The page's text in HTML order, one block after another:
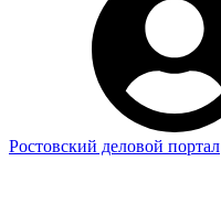
Ростовский деловой портал